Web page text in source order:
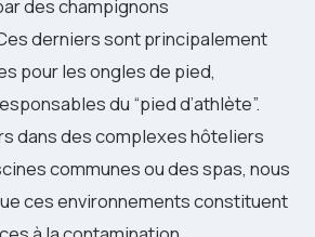
des champignons
derniers sont principalement
pour les ongles de pied,
du “pied d’athlète”.
dans des complexes hôteliers
communes ou des spas, nous
ces environnements constituent